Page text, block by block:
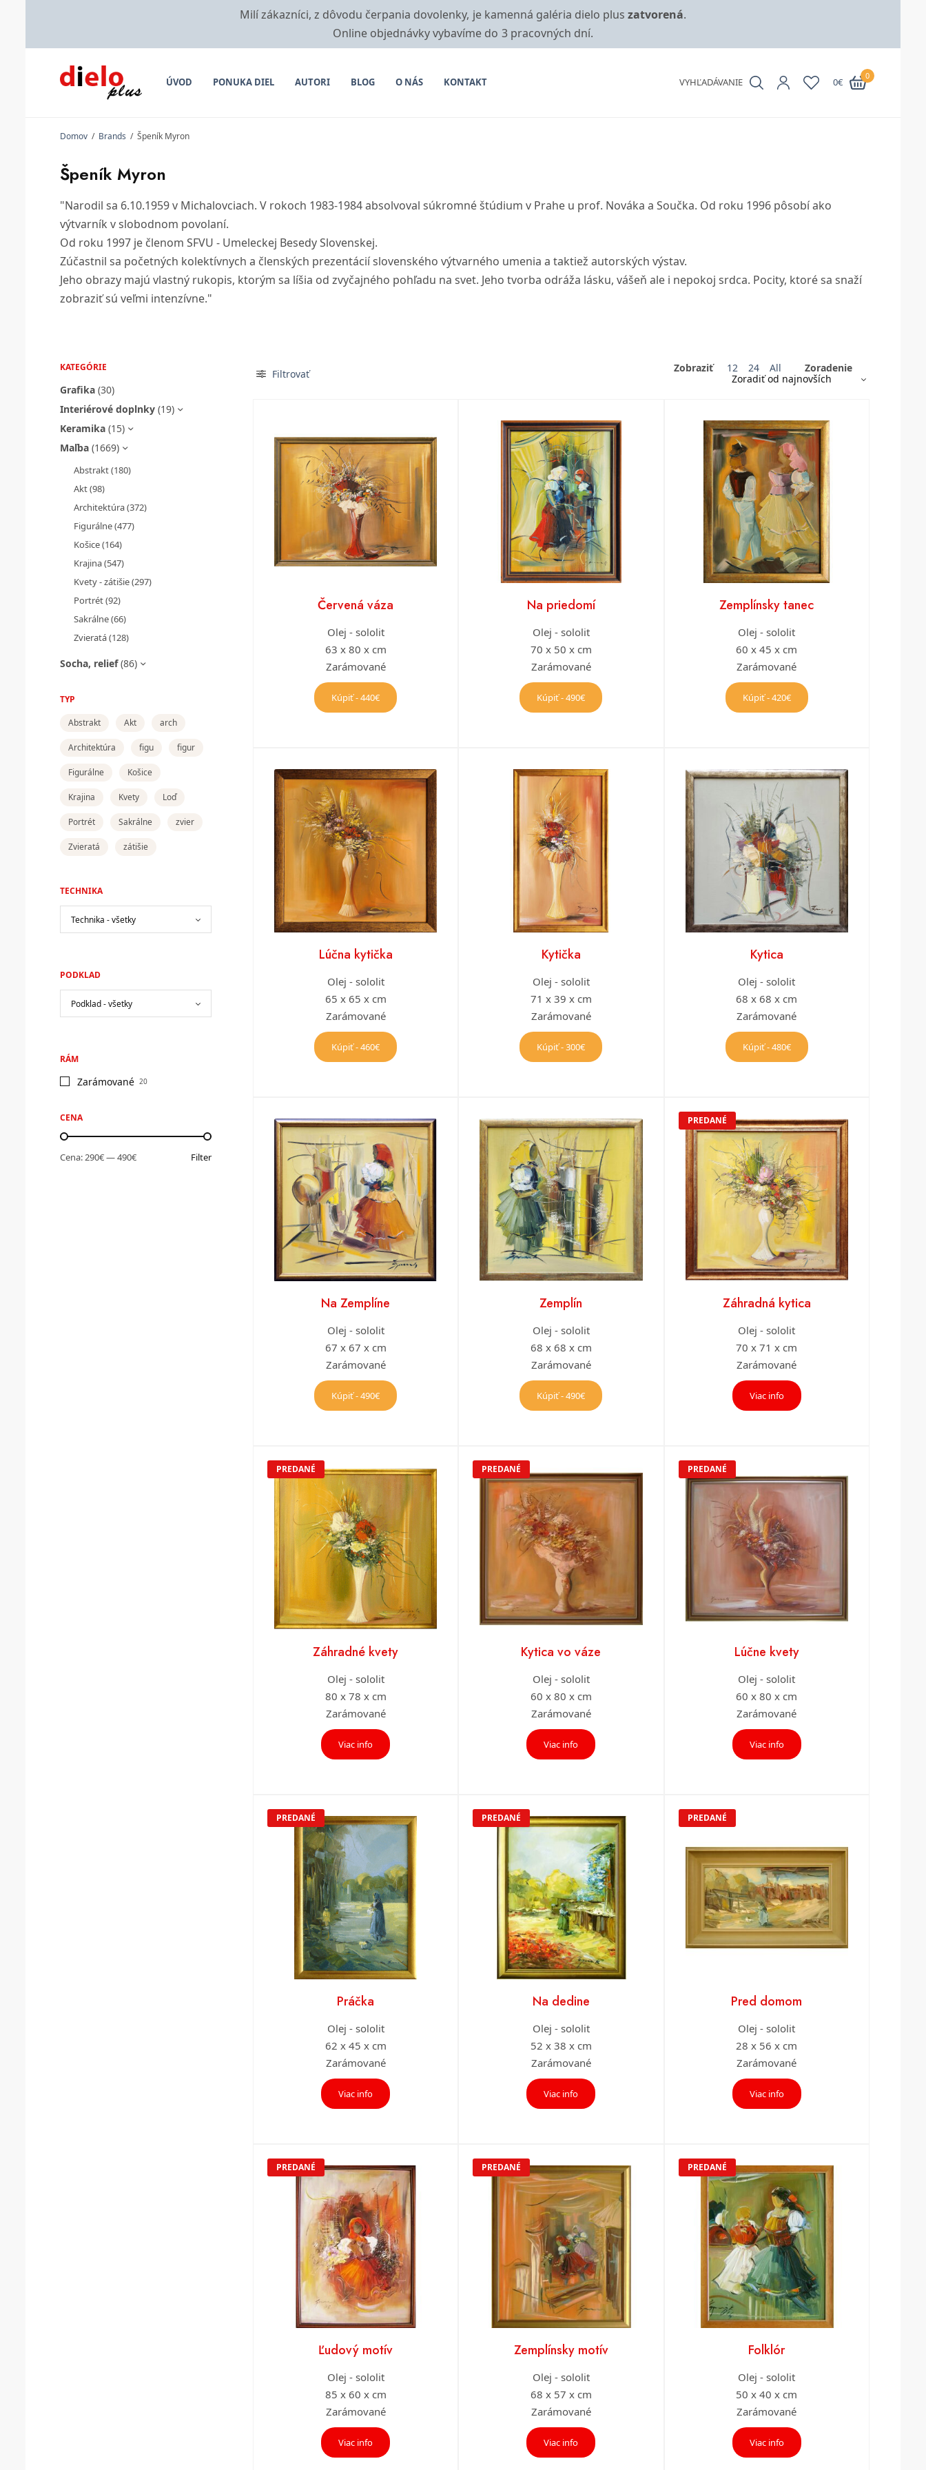
Milí zákazníci, z dôvodu čerpania dovolenky, je kamenná galéria dielo plus zatvorená.
Online objednávky vybavíme do 3 pracovných dní.
ÚVOD PONUKA DIEL AUTORI BLOG O NÁS KONTAKT VYHĽADÁVANIE 0€
0
Domov / Brands / Špeník Myron
Špeník Myron
"Narodil sa 6.10.1959 v Michalovciach. V rokoch 1983-1984 absolvoval súkromné štúdium v Prahe u prof. Nováka a Součka. Od roku 1996 pôsobí ako
výtvarník v slobodnom povolaní.
Od roku 1997 je členom SFVU - Umeleckej Besedy Slovenskej.
Zúčastnil sa početných kolektívnych a členských prezentácií slovenského výtvarného umenia a taktiež autorských výstav.
Jeho obrazy majú vlastný rukopis, ktorým sa líšia od zvyčajného pohľadu na svet. Jeho tvorba odráža lásku, vášeň ale i nepokoj srdca. Pocity, ktoré sa snaží
zobraziť sú veľmi intenzívne."
KATEGÓRIE
Grafika (30)
Interiérové doplnky (19)
Keramika (15)
Maľba (1669)
Abstrakt(180)
Akt(98)
Architektúra(372)
Figurálne(477)
Košice(164)
Krajina(547)
Kvety - zátišie(297)
Portrét(92)
Sakrálne(66)
Zvieratá(128)
Socha, relief (86)
TYP
Abstrakt
Akt arch
Architektúra figu figur
Figurálne Košice
Krajina Kvety Loď
Portrét Sakrálne zvier
Zvieratá zátišie
TECHNIKA
PODKLAD
RÁM
Zarámované 20
CENA
Filter
Cena:290€—490€
Filtrovať Zobraziť 12 24 All Zoradenie
Červená váza
Olej - sololit
63 x 80 x cm
Zarámované
Kúpiť - 440€
Na priedomí
Olej - sololit
70 x 50 x cm
Zarámované
Kúpiť - 490€
Zemplínsky tanec
Olej - sololit
60 x 45 x cm
Zarámované
Kúpiť - 420€
Lúčna kytička
Olej - sololit
65 x 65 x cm
Zarámované
Kúpiť - 460€
Kytička
Olej - sololit
71 x 39 x cm
Zarámované
Kúpiť - 300€
Kytica
Olej - sololit
68 x 68 x cm
Zarámované
Kúpiť - 480€
Na Zemplíne
Olej - sololit
67 x 67 x cm
Zarámované
Kúpiť - 490€
Zemplín
Olej - sololit
68 x 68 x cm
Zarámované
Kúpiť - 490€
PREDANÉ
Záhradná kytica
Olej - sololit
70 x 71 x cm
Zarámované
Viac info
PREDANÉ
Záhradné kvety
Olej - sololit
80 x 78 x cm
Zarámované
Viac info
PREDANÉ
Kytica vo váze
Olej - sololit
60 x 80 x cm
Zarámované
Viac info
PREDANÉ
Lúčne kvety
Olej - sololit
60 x 80 x cm
Zarámované
Viac info
PREDANÉ
Práčka
Olej - sololit
62 x 45 x cm
Zarámované
Viac info
PREDANÉ
Na dedine
Olej - sololit
52 x 38 x cm
Zarámované
Viac info
PREDANÉ
Pred domom
Olej - sololit
28 x 56 x cm
Zarámované
Viac info
PREDANÉ
Ľudový motív
Olej - sololit
85 x 60 x cm
Zarámované
Viac info
PREDANÉ
Zemplínsky motív
Olej - sololit
68 x 57 x cm
Zarámované
Viac info
PREDANÉ
Folklór
Olej - sololit
50 x 40 x cm
Zarámované
Viac info